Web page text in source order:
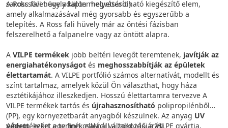
sarokcsövet egy adapter helyettesíti).
A Ross fali hüvely külön megvásárolható kiegészítő elem,
amely alkalmazásával még gyorsabb és egyszerűbb a
telepítés. A Ross fali hüvely már az öntési fázisban
felszerelhető a falpanelre vagy az öntött alapra.
A VILPE termékek jobb beltéri levegőt teremtenek, javítják az
energiahatékonyságot és meghosszabbítják az épületek
élettartamát. A VILPE portfólió számos alternatívát, modellt és
színt tartalmaz, amelyek közül Ön választhat, hogy háza
esztétikájához illeszkedjen. Hosszú élettartamra tervezve A
VILPE termékek tartós és újrahasznosítható polipropilénből
(PP), egy környezetbarát anyagból készülnek. Az anyag UV
védett, ezért a termék ellenáll a zord időjárási
A termékeket egy finn családi vállalkozás, a VILPE gyártja,